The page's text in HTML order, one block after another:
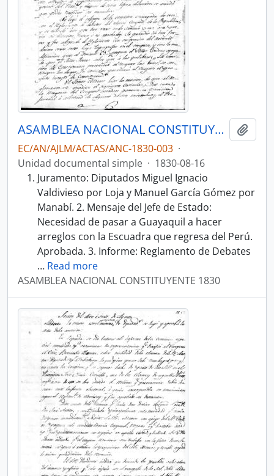
ASAMBLEA NACIONAL CONSTITUYENTE 1830
EC/AN/AJLM/ACTAS/ANC-1830-003 ·
Unidad documental simple · 1830-08-16
Juramento: Diputados Miguel Ignacio
Valdivieso por Loja y Manuel García Gómez por
Manabí. 2. Mensaje del Jefe de Estado:
Necesidad de pasar a Guayaquil a hacer
arreglos con la Escuadra que regresa del Perú.
Aprobada. 3. Informe: Reglamento de Debates
… Read more
ASAMBLEA NACIONAL CONSTITUYENTE 1830